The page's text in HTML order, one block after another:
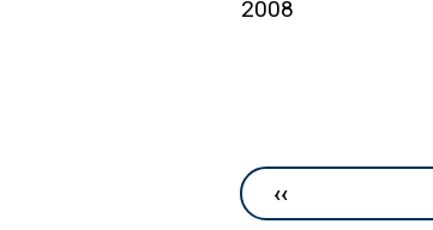
2008
Sivutus
Edellinen sivu
‹‹